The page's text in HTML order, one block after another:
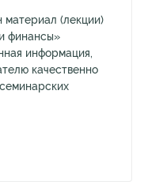
материал (лекции)
финансы»
информация,
качественно